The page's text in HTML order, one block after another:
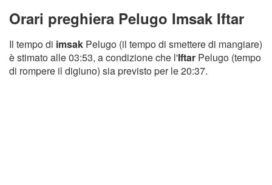
Orari preghiera Pelugo Imsak Iftar
Il tempo di imsak Pelugo (il tempo di smettere di mangiare)
è stimato alle 03:53, a condizione che l'Iftar Pelugo (tempo
di rompere il digiuno) sia previsto per le 20:37.